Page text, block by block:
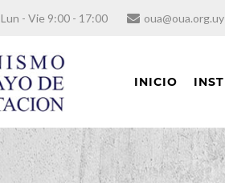
Lun - Vie 9:00 - 17:00 oua@oua.org.uy
INICIO